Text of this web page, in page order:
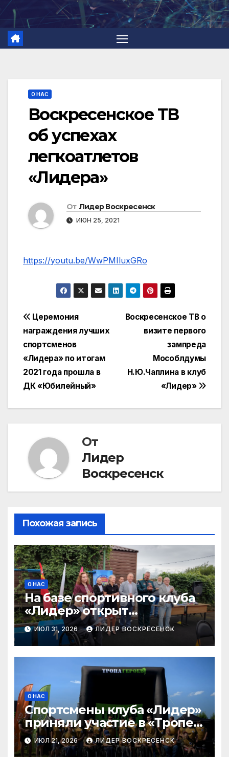
Перейти
содержимому
О НАС
Воскресенское ТВ
об успехах
легкоатлетов
«Лидера»
От Лидер Воскресенск
ИЮН 25, 2021
https://youtu.be/WwPMIluxGRo
Навигация
по
записям
Воскресенское ТВ о
визите первого
зампреда
Мособлдумы
Н.Ю.Чаплина в клуб
«Лидер»
Церемония
награждения лучших
спортсменов
«Лидера» по итогам
2021 года прошла в
ДК «Юбилейный»
От
Лидер
Воскресенск
Похожая запись
О НАС
На базе спортивного клуба
«Лидер» открыт
демонстрационно-
просветительский Центр
ИЮЛ 31, 2026 ЛИДЕР ВОСКРЕСЕНСК
О НАС
Спортсмены клуба «Лидер»
приняли участие в «Тропе
Героев»
ИЮЛ 21, 2026 ЛИДЕР ВОСКРЕСЕНСК